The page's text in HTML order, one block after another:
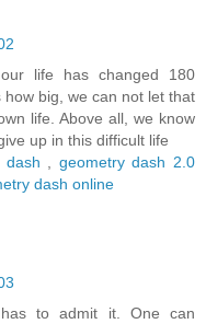
life has changed 180
big, we can not let that
life. Above all, we know
up in this difficult life
dash
geometry dash 2.0
dash online
to admit it. One can